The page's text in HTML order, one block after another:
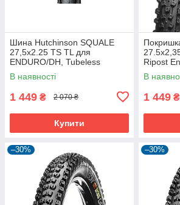
Шина Hutchinson SQUALE
27,5x2.25 TS TL для
ENDURO/DH, Tubeless
Ready, 2.25 дюйма
В наявності
1 449 ₴ 2 070 ₴
Купити
Ripost
Ready
В
1 449 ₴
–30% –30%